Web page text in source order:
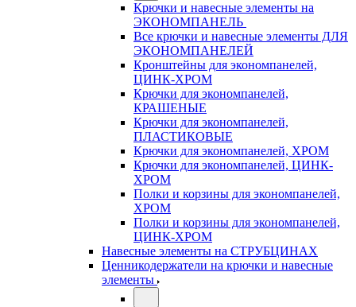
Крючки и навесные элементы на
ЭКОНОМПАНЕЛЬ
Все крючки и навесные элементы ДЛЯ
ЭКОНОМПАНЕЛЕЙ
Кронштейны для экономпанелей,
ЦИНК-ХРОМ
Крючки для экономпанелей,
КРАШЕНЫЕ
Крючки для экономпанелей,
ПЛАСТИКОВЫЕ
Крючки для экономпанелей, ХРОМ
Крючки для экономпанелей, ЦИНК-
ХРОМ
Полки и корзины для экономпанелей,
ХРОМ
Полки и корзины для экономпанелей,
ЦИНК-ХРОМ
Навесные элементы на СТРУБЦИНАХ
Ценникодержатели на крючки и навесные
элементы